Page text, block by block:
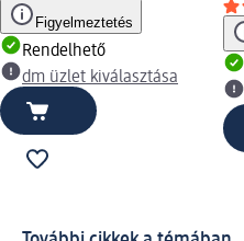
Figyelmeztetés
Rendelhető
dm üzlet kiválasztása